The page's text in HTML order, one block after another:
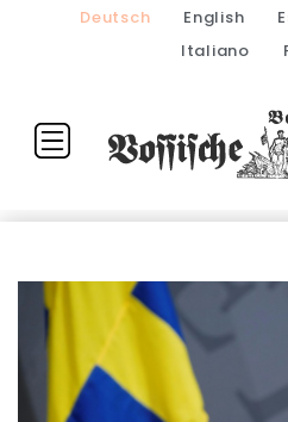
Deutsch English
Italiano